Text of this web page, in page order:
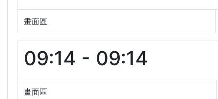
畫面區
09:14 - 09:14
畫面區